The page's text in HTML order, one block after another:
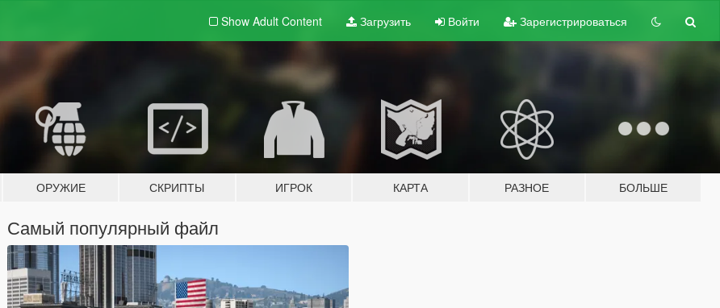
Show Adult Content Загрузить Войти Зарегистрироваться
ОРУЖИЕ СКРИПТЫ ИГРОК КАРТА РАЗНОЕ БОЛЬШЕ
Самый популярный файл